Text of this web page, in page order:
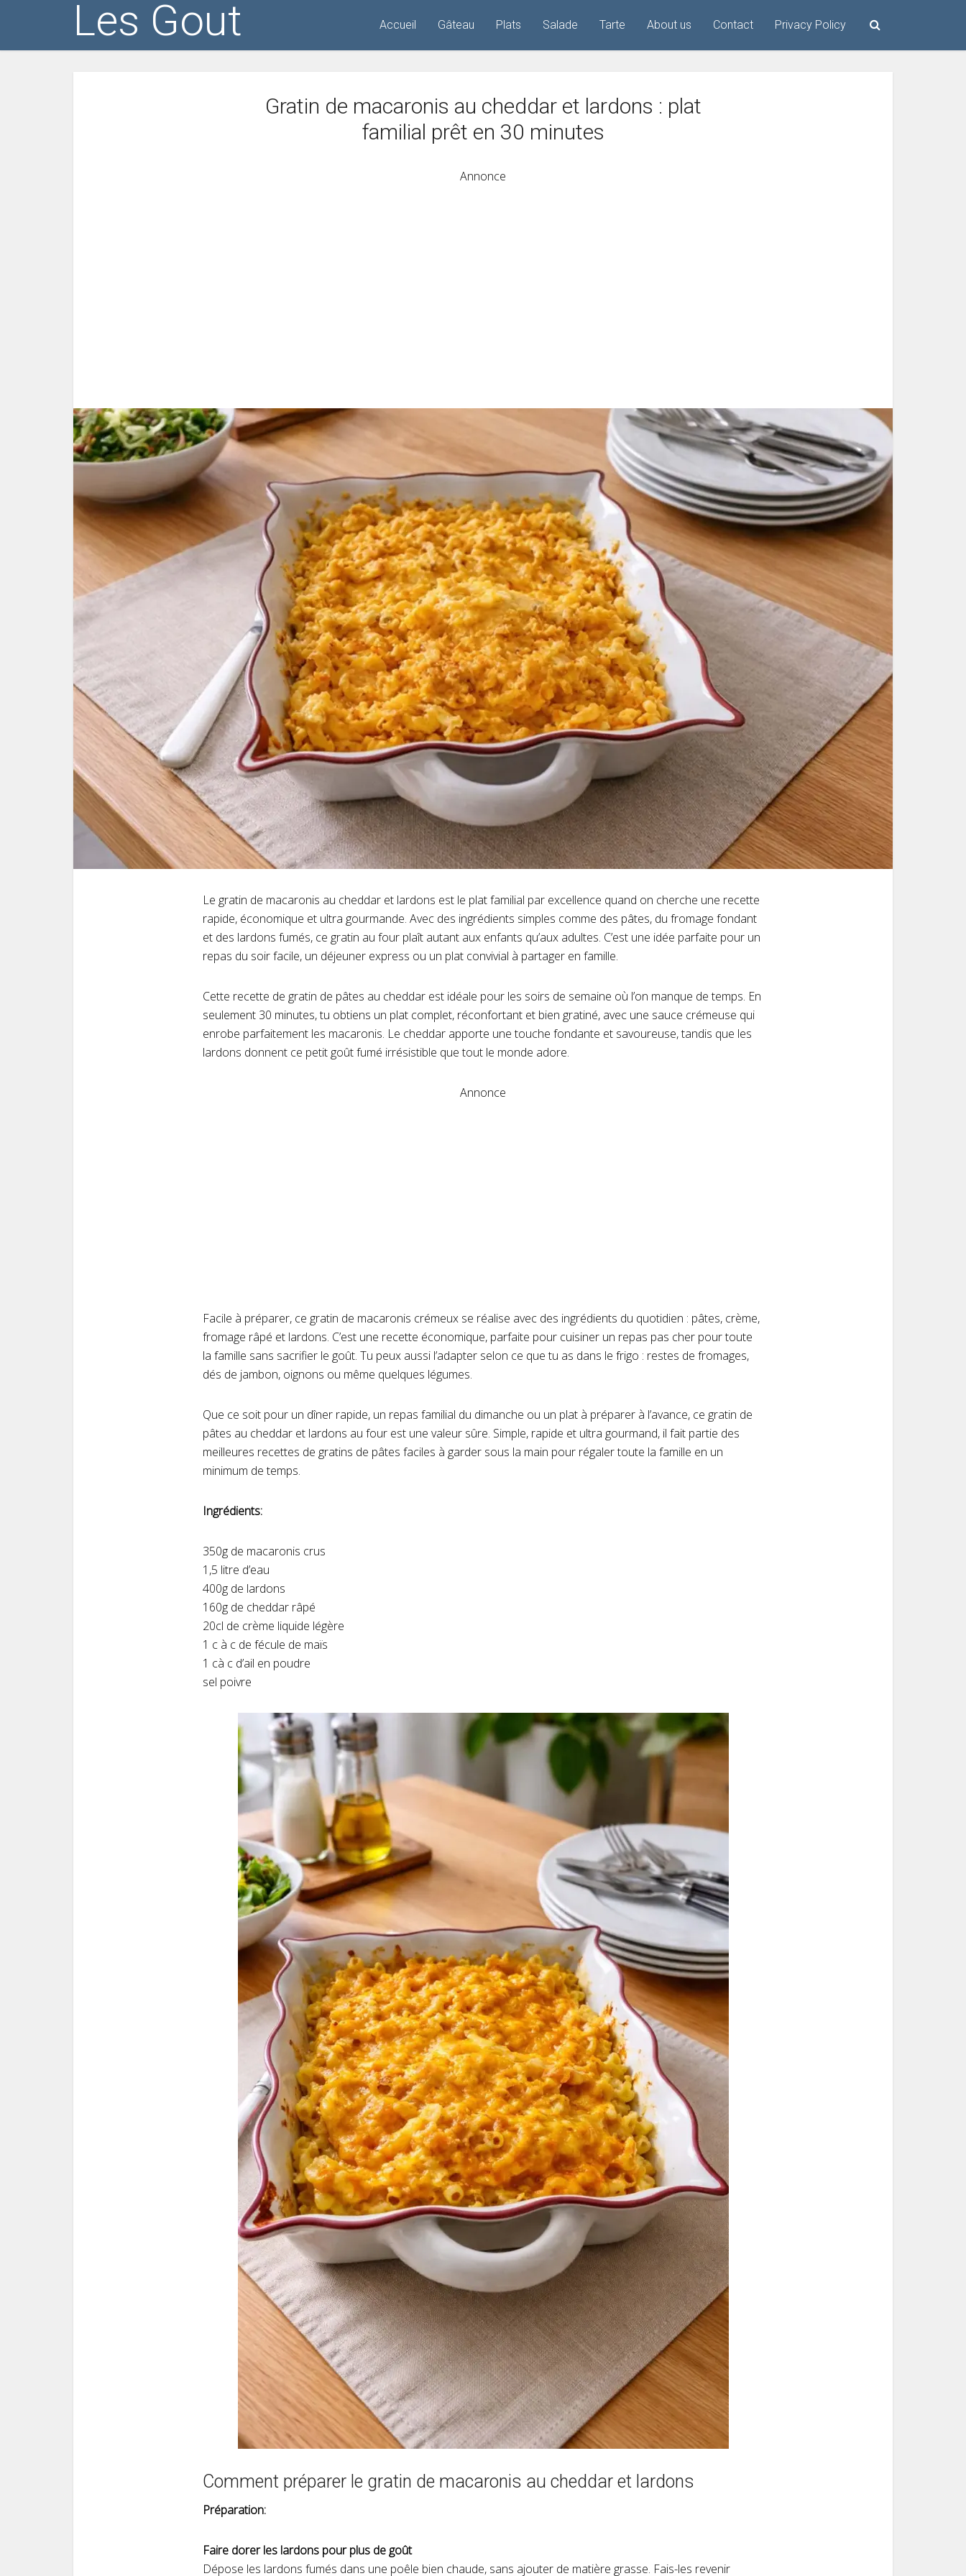
Les Gout Accueil Gâteau Plats Salade Tarte About us Contact Privacy Policy
Gratin de macaronis au cheddar et lardons : plat
familial prêt en 30 minutes
Annonce
Le gratin de macaronis au cheddar et lardons est le plat familial par excellence quand on cherche une recette
rapide, économique et ultra gourmande. Avec des ingrédients simples comme des pâtes, du fromage fondant
et des lardons fumés, ce gratin au four plaît autant aux enfants qu’aux adultes. C’est une idée parfaite pour un
repas du soir facile, un déjeuner express ou un plat convivial à partager en famille.
Cette recette de gratin de pâtes au cheddar est idéale pour les soirs de semaine où l’on manque de temps. En
seulement 30 minutes, tu obtiens un plat complet, réconfortant et bien gratiné, avec une sauce crémeuse qui
enrobe parfaitement les macaronis. Le cheddar apporte une touche fondante et savoureuse, tandis que les
lardons donnent ce petit goût fumé irrésistible que tout le monde adore.
Annonce
Facile à préparer, ce gratin de macaronis crémeux se réalise avec des ingrédients du quotidien : pâtes, crème,
fromage râpé et lardons. C’est une recette économique, parfaite pour cuisiner un repas pas cher pour toute
la famille sans sacrifier le goût. Tu peux aussi l’adapter selon ce que tu as dans le frigo : restes de fromages,
dés de jambon, oignons ou même quelques légumes.
Que ce soit pour un dîner rapide, un repas familial du dimanche ou un plat à préparer à l’avance, ce gratin de
pâtes au cheddar et lardons au four est une valeur sûre. Simple, rapide et ultra gourmand, il fait partie des
meilleures recettes de gratins de pâtes faciles à garder sous la main pour régaler toute la famille en un
minimum de temps.
Ingrédients:
350g de macaronis crus
1,5 litre d’eau
400g de lardons
160g de cheddar râpé
20cl de crème liquide légère
1 c à c de fécule de maïs
1 cà c d’ail en poudre
sel poivre
Comment préparer le gratin de macaronis au cheddar et lardons
Préparation:
Faire dorer les lardons pour plus de goût
Dépose les lardons fumés dans une poêle bien chaude, sans ajouter de matière grasse. Fais-les revenir